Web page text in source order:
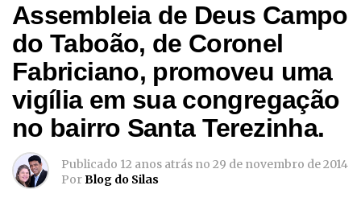
Assembleia de Deus Campo
do Taboão, de Coronel
Fabriciano, promoveu uma
vigília em sua congregação
no bairro Santa Terezinha.
Publicado 12 anos atrás no 29 de novembro de 2014
PorBlog do Silas